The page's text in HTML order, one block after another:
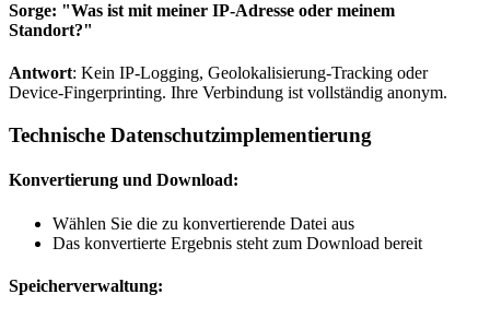
Sorge: "Was ist mit meiner IP-Adresse oder meinem
Standort?"
Antwort: Kein IP-Logging, Geolokalisierung-Tracking oder
Device-Fingerprinting. Ihre Verbindung ist vollständig anonym.
Technische Datenschutzimplementierung
Konvertierung und Download:
Wählen Sie die zu konvertierende Datei aus
Das konvertierte Ergebnis steht zum Download bereit
Speicherverwaltung: